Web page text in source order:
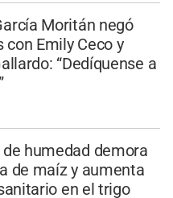
Moritán negó
con Emily Ceco y
“Dedíquense a
de humedad demora
de maíz y aumenta
en el trigo